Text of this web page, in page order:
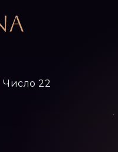
Число 22